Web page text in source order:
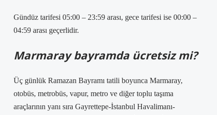
Gündüz tarifesi 05:00 – 23:59 arası, gece tarifesi ise 00:00 –
04:59 arası geçerlidir.
Marmaray bayramda ücretsiz mi?
Üç günlük Ramazan Bayramı tatili boyunca Marmaray,
otobüs, metrobüs, vapur, metro ve diğer toplu taşıma
araçlarının yanı sıra Gayrettepe-İstanbul Havalimanı-